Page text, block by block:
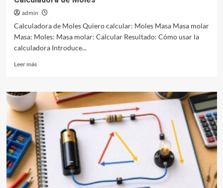
admin
Calculadora de Moles Quiero calcular: Moles Masa Masa molar
Masa: Moles: Masa molar: Calcular Resultado: Cómo usar la
calculadora Introduce...
Leer másLeer
Calculadora
de
Moles